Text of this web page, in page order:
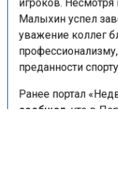
игроков. Несмотря
Малыхин успел
уважение коллег
преданности спорту.
Ранее портал